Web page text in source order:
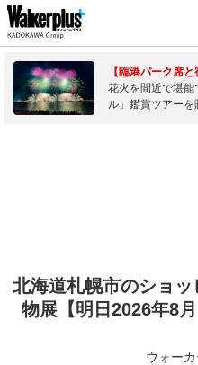
【臨港パーク席
花火を間近で堪
ル」鑑賞ツアーを
北海道札幌市のショ
物展【明日2026年8
ウォー